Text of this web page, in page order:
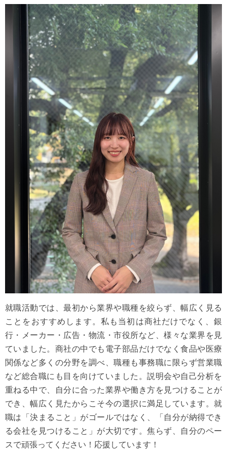
就職活動では、最初から業界や職種を絞らず、幅広く見る
ことをおすすめします。私も当初は商社だけでなく、銀
行・メーカー・広告・物流・市役所など、様々な業界を見
ていました。商社の中でも電子部品だけでなく食品や医療
関係など多くの分野を調べ、職種も事務職に限らず営業職
など総合職にも目を向けていました。説明会や自己分析を
重ねる中で、自分に合った業界や働き方を見つけることが
でき、幅広く見たからこそ今の選択に満足しています。就
職は「決まること」がゴールではなく、「自分が納得でき
る会社を見つけること」が大切です。焦らず、自分のペー
スで頑張ってください！応援しています！